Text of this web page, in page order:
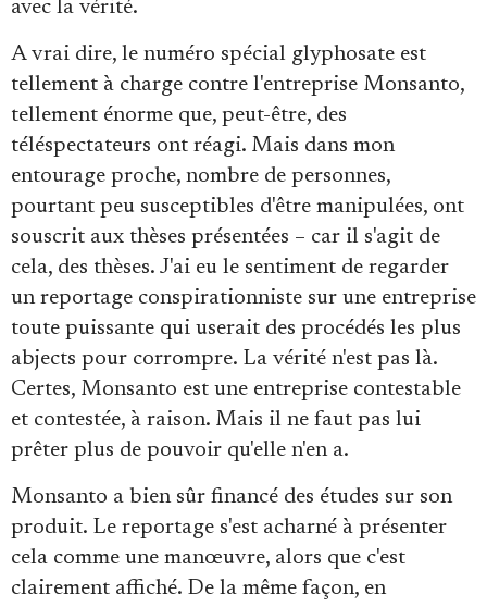
avec la vérité.
A vrai dire, le numéro spécial glyphosate est
tellement à charge contre l'entreprise Monsanto,
tellement énorme que, peut-être, des
téléspectateurs ont réagi. Mais dans mon
entourage proche, nombre de personnes,
pourtant peu susceptibles d'être manipulées, ont
souscrit aux thèses présentées – car il s'agit de
cela, des thèses. J'ai eu le sentiment de regarder
un reportage conspirationniste sur une entreprise
toute puissante qui userait des procédés les plus
abjects pour corrompre. La vérité n'est pas là.
Certes, Monsanto est une entreprise contestable
et contestée, à raison. Mais il ne faut pas lui
prêter plus de pouvoir qu'elle n'en a.
Monsanto a bien sûr financé des études sur son
produit. Le reportage s'est acharné à présenter
cela comme une manœuvre, alors que c'est
clairement affiché. De la même façon, en